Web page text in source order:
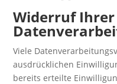
Widerruf
Viele
ausdrücklichen
bereits erteilte